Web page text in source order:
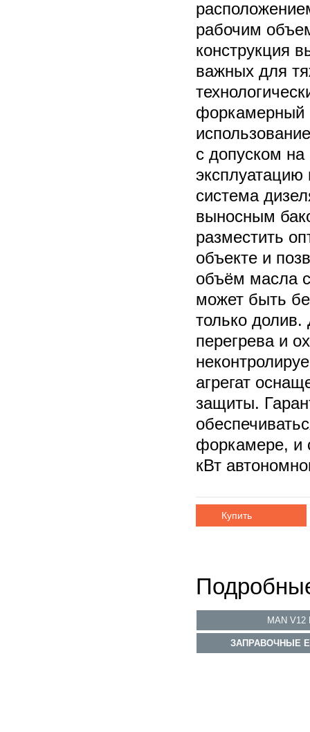
рабочим
конструкция
важных для
форкамерный
с допуском
система
выносным
разместить
объекте и
объём масла
может быть
только долив.
перегрева и
агрегат
защиты.
форкамере, и
кВт
Купить
MAN
ЗАПРАВОЧНЫЕ